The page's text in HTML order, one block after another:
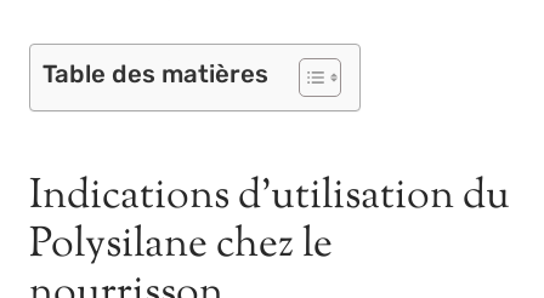
Table des matières
Indications d’utilisation du
Polysilane chez le